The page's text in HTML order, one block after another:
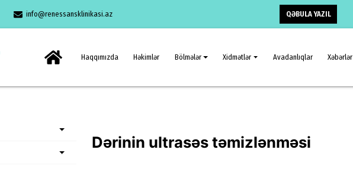
info@renessansklinikasi.az QƏBULA YAZIL
Haqqımızda Həkimlər Bölmələr Xidmətlər Avadanlıqlar Xəbərlər
Dərinin ultrasəs təmizlənməsi